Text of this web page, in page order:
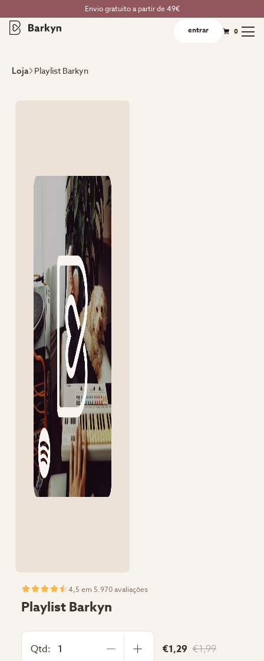
Envio gratuito a partir de 49€
entrar 0
Loja Playlist Barkyn
4,5 em 5.970 avaliações
Playlist Barkyn
Qtd: €1,29 €1,99